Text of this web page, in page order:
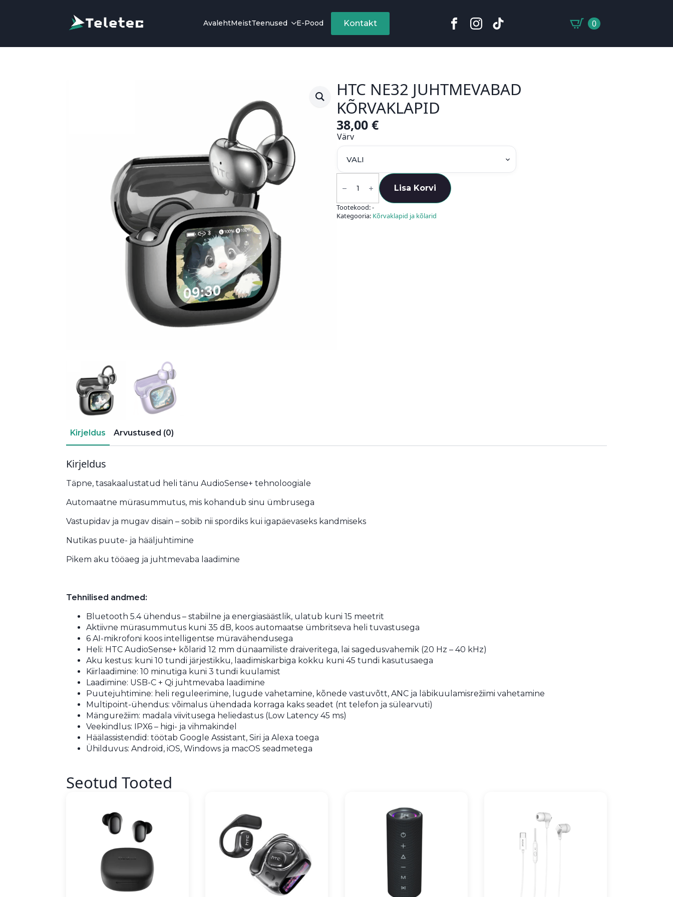
AvalehtMeistTeenused E-Pood Kontakt 0
HTC NE32 JUHTMEVABAD
KÕRVAKLAPID
38,00 €
Värv
HTC
Juhtmevabad
kõrvaklapid
kogus
Lisa Korvi
Tootekood:-
Kategooria: Kõrvaklapid ja kõlarid
Kirjeldus Arvustused (0)
Kirjeldus
Täpne, tasakaalustatud heli tänu AudioSense+ tehnoloogiale
Automaatne mürasummutus, mis kohandub sinu ümbrusega
Vastupidav ja mugav disain – sobib nii spordiks kui igapäevaseks kandmiseks
Nutikas puute- ja hääljuhtimine
Pikem aku tööaeg ja juhtmevaba laadimine
Tehnilised andmed:
Bluetooth 5.4 ühendus – stabiilne ja energiasäästlik, ulatub kuni 15 meetrit
Aktiivne mürasummutus kuni 35 dB, koos automaatse ümbritseva heli tuvastusega
6 AI-mikrofoni koos intelligentse müravähendusega
Heli: HTC AudioSense+ kõlarid 12 mm dünaamiliste draiveritega, lai sagedusvahemik (20 Hz – 40 kHz)
Aku kestus: kuni 10 tundi järjestikku, laadimiskarbiga kokku kuni 45 tundi kasutusaega
Kiirlaadimine: 10 minutiga kuni 3 tundi kuulamist
Laadimine: USB-C + Qi juhtmevaba laadimine
Puutejuhtimine: heli reguleerimine, lugude vahetamine, kõnede vastuvõtt, ANC ja läbikuulamisrežiimi vahetamine
Multipoint-ühendus: võimalus ühendada korraga kaks seadet (nt telefon ja sülearvuti)
Mängurežiim: madala viivitusega heliedastus (Low Latency 45 ms)
Veekindlus: IPX6 – higi- ja vihmakindel
Häälassistendid: töötab Google Assistant, Siri ja Alexa toega
Ühilduvus: Android, iOS, Windows ja macOS seadmetega
Seotud Tooted